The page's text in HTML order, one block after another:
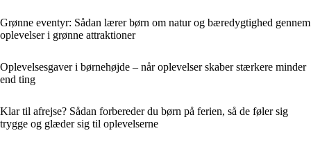
Grønne eventyr: Sådan lærer børn om natur og bæredygtighed gennem
oplevelser i grønne attraktioner
Oplevelsesgaver i børnehøjde – når oplevelser skaber stærkere minder
end ting
Klar til afrejse? Sådan forbereder du børn på ferien, så de føler sig
trygge og glæder sig til oplevelserne